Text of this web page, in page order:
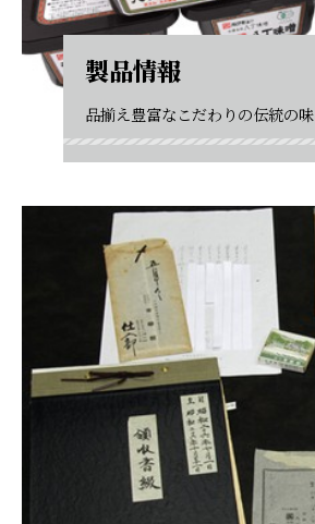
製品情報
品揃え豊富なこだわりの伝統の味